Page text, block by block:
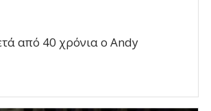
από 40 χρόνια ο Andy